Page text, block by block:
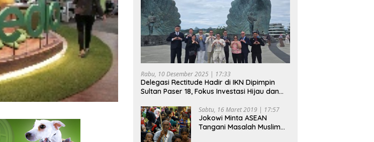
Rabu, 10 Desember 2025 | 17:33
Delegasi Rectitude Hadir di IKN Dipimpin
Sultan Paser 18, Fokus Investasi Hijau dan
Sabtu, 16 Maret 2019 | 17:57
Jokowi Minta ASEAN
Tangani Masalah Muslim